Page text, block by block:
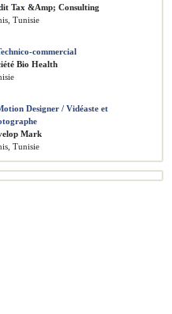
Tax &Amp; Consulting
Tunisie
commercial
Bio Health
Designer / Vidéaste et
Mark
Tunisie